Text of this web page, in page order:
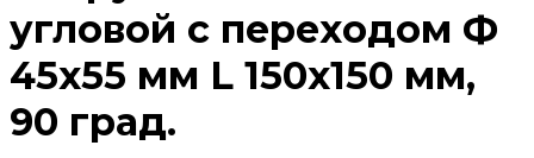
угловой с переходом Ф
45х55 мм L 150х150 мм,
90 град.